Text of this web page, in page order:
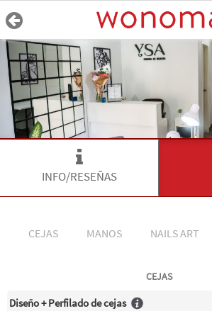
INFO/RESEÑAS
CEJAS MANOS NAILS ART
CEJAS
Diseño + Perfilado de cejas